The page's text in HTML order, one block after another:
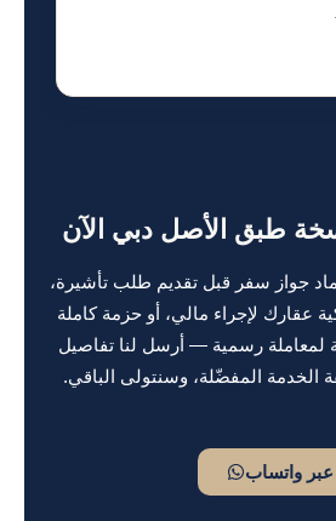
طبق الأصل دبي الآن
جواز سفر قبل تقديم طلبتأشيرة،
عقارك لإجراء مالي، أو حزمة كاملة
لمعاملة رسمية — أرسل لنا تفاصيل
الخدمة المفضّلة، وسنتولى الباقي.
واتساب